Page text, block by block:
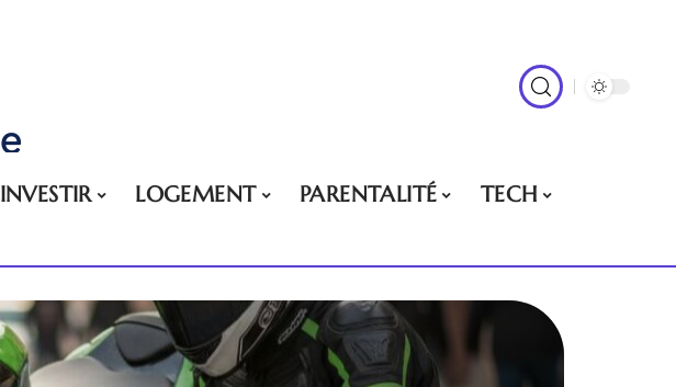
INVESTIR LOGEMENT PARENTALITÉ
TECH